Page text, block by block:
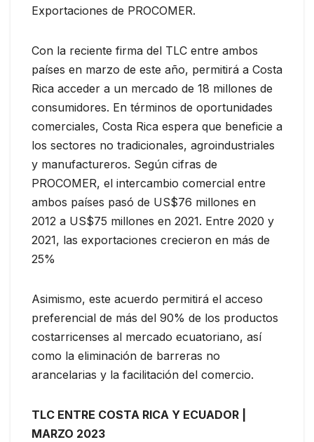
Exportaciones de PROCOMER.
Con la reciente firma del TLC entre ambos
países en marzo de este año, permitirá a Costa
Rica acceder a un mercado de 18 millones de
consumidores. En términos de oportunidades
comerciales, Costa Rica espera que beneficie a
los sectores no tradicionales, agroindustriales
y manufactureros. Según cifras de
PROCOMER, el intercambio comercial entre
ambos países pasó de US$76 millones en
2012 a US$75 millones en 2021. Entre 2020 y
2021, las exportaciones crecieron en más de
25%
Asimismo, este acuerdo permitirá el acceso
preferencial de más del 90% de los productos
costarricenses al mercado ecuatoriano, así
como la eliminación de barreras no
arancelarias y la facilitación del comercio.
TLC ENTRE COSTA RICA Y ECUADOR |
MARZO 2023